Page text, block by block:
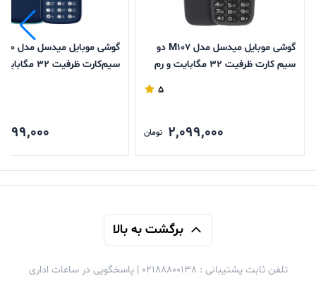
گوشی موبایل میدسل مدل M107 دو
سیم کارت ظرفیت 32 مگابایت و رم
5
2,099,000 تومان
سیم‌کارت ظرفیت 32
برگشت به بالا
تلفن ثابت پشتیبانی : 02188800138 | پاسخگویی در ساعات اداری